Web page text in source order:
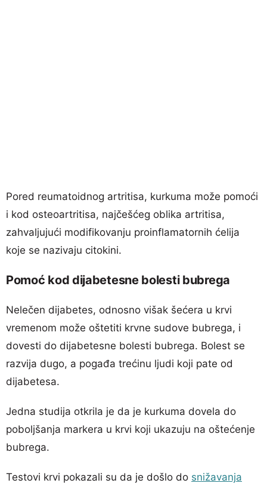
Pored reumatoidnog artritisa, kurkuma može pomoći
i kod osteoartritisa, najčešćeg oblika artritisa,
zahvaljujući modifikovanju proinflamatornih ćelija
koje se nazivaju citokini.
Pomoć kod dijabetesne bolesti bubrega
Nelečen dijabetes, odnosno višak šećera u krvi
vremenom može oštetiti krvne sudove bubrega, i
dovesti do dijabetesne bolesti bubrega. Bolest se
razvija dugo, a pogađa trećinu ljudi koji pate od
dijabetesa.
Jedna studija otkrila je da je kurkuma dovela do
poboljšanja markera u krvi koji ukazuju na oštećenje
bubrega.
Testovi krvi pokazali su da je došlo do snižavanja